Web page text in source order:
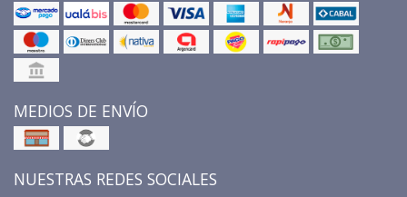
MEDIOS DE ENVÍO
NUESTRAS REDES SOCIALES